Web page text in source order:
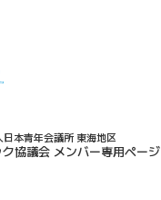
本青年会議所 東海地区
協議会 メンバー専用ページ